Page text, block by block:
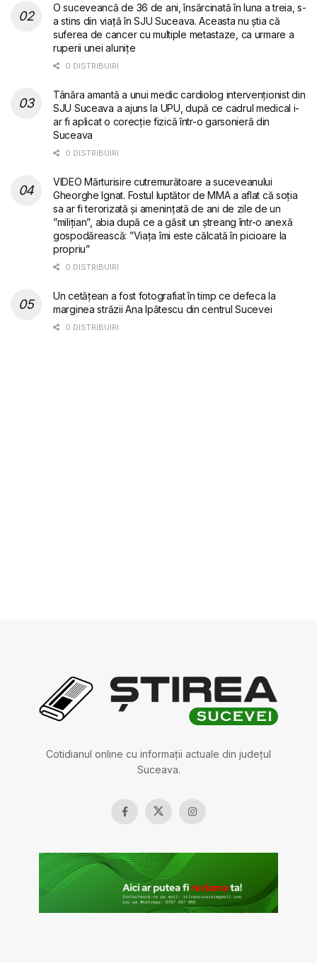
O suceveancă de 36 de ani, însărcinată în luna a treia, s-
a stins din viață în SJU Suceava. Aceasta nu știa că
suferea de cancer cu multiple metastaze, ca urmare a
ruperii unei alunițe
0 DISTRIBUIRI
Tânăra amantă a unui medic cardiolog intervenționist din
SJU Suceava a ajuns la UPU, după ce cadrul medical i-
ar fi aplicat o corecție fizică într-o garsonieră din
Suceava
0 DISTRIBUIRI
VIDEO Mărturisire cutremurătoare a suceveanului
Gheorghe Ignat. Fostul luptător de MMA a aflat că soția
sa ar fi terorizată și amenințată de ani de zile de un
”milițian”, abia după ce a găsit un ștreang într-o anexă
gospodărească: ”Viața îmi este călcată în picioare la
propriu”
0 DISTRIBUIRI
Un cetățean a fost fotografiat în timp ce defeca la
marginea străzii Ana Ipătescu din centrul Sucevei
0 DISTRIBUIRI
Cotidianul online cu informații actuale din județul
Suceava.